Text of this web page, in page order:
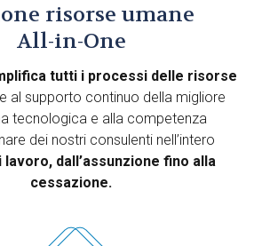
risorse umane
All-in-One
tutti i processi delle risorse
al supporto continuo della migliore
tecnologica e alla competenza
dei nostri consulenti nell’intero
dall’assunzione fino alla
cessazione.